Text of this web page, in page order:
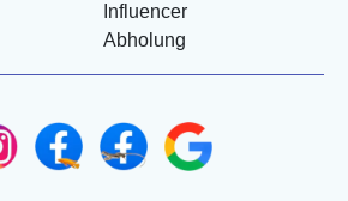
Influencer
Abholung